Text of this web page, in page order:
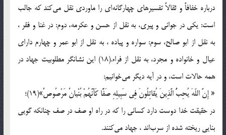
درباره خفافاً و ثقالاً تفسیرهای چهارگانه‌ای را ماوردی نقل می‌کند که جالب
است: یکی در جوانی و پیری، به نقل از حسن و عکرمه، دوم: در غنا و فقر ،
به نقل از ابو صالح، سوم: سواره و پیاده ، به نقل از ابو عمر و چهارم دارای
عیال و خانواده و مجرد، به نقل از فراء.(18) این نشانگر مطلوبیت جهاد در
همه حالات است، و در آیه دیگر می‌خوانیم:
« إِنَّ اللّهَ یُحِبُّ الَّذِینَ یُقاتِلُونَ فِی سَبِیلِهِ صَفًّا کَأَنَّهُمْ بُنْیانٌ مَرْصُوصٌ»(19)؛
در حقیقت خدا دوست دارد کسانی را که در راه او صف در صف چنانکه گویی
بنایی ریخته شده از سرب‌اند ، جهاد می‌کنند.